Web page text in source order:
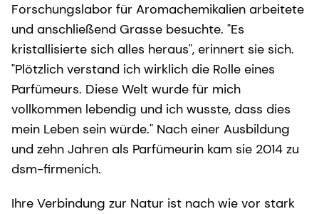
Forschungslabor für Aromachemikalien arbeitete
und anschließend Grasse besuchte. "Es
kristallisierte sich alles heraus", erinnert sie sich.
"Plötzlich verstand ich wirklich die Rolle eines
Parfümeurs. Diese Welt wurde für mich
vollkommen lebendig und ich wusste, dass dies
mein Leben sein würde." Nach einer Ausbildung
und zehn Jahren als Parfümeurin kam sie 2014 zu
dsm-firmenich.
Ihre Verbindung zur Natur ist nach wie vor stark